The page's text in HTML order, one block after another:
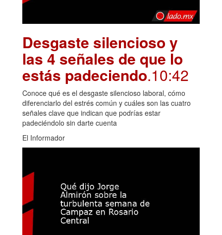
Desgaste silencioso y
las 4 señales de que lo
estás padeciendo.10:42
Conoce qué es el desgaste silencioso laboral, cómo
diferenciarlo del estrés común y cuáles son las cuatro
señales clave que indican que podrías estar
padeciéndolo sin darte cuenta
El Informador